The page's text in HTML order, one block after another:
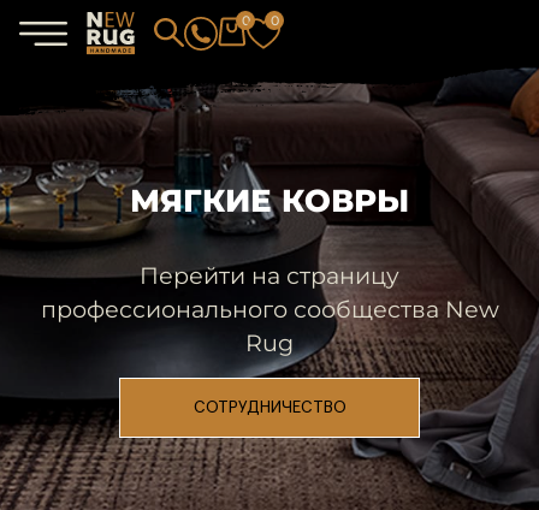
0 0
МЯГКИЕ КОВРЫ
Перейти на страницу
профессионального сообщества New
Rug
СОТРУДНИЧЕСТВО